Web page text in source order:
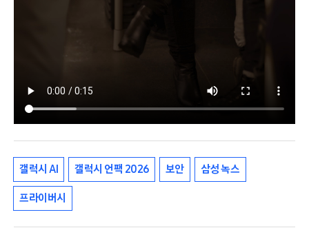
갤럭시 AI 갤럭시 언팩 2026 보안 삼성 녹스
프라이버시